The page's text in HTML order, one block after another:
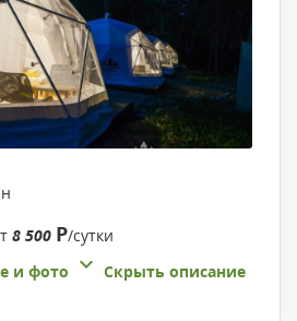
8 500 Р/сутки
и фото
Скрыть описание